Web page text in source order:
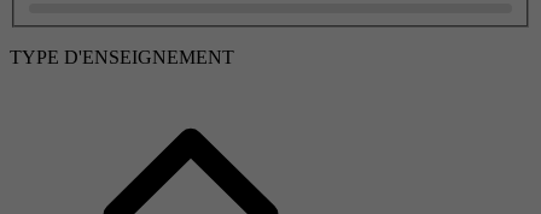
TYPE D'ENSEIGNEMENT